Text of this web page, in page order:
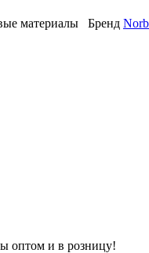
материалы Бренд
оптом и в розницу!